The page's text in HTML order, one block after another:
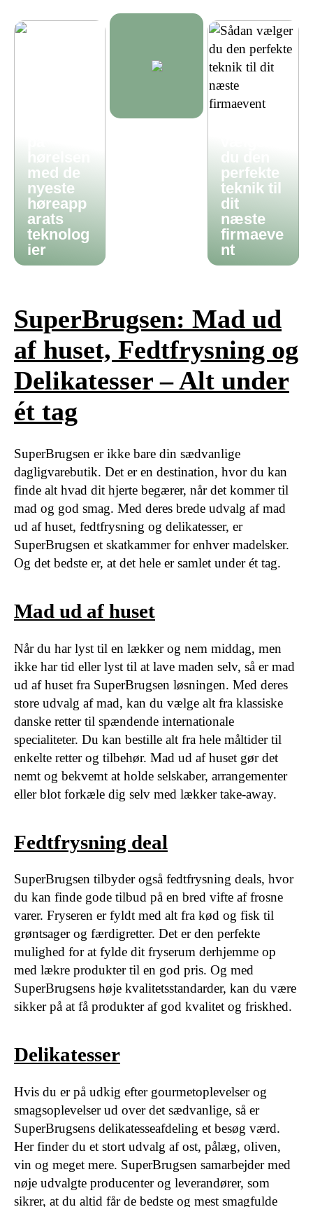
med de
nyeste
høreapp
arats
teknolog
ier
perfekte
teknik til
dit
næste
firmaeve
nt
SuperBrugsen: Mad ud
af huset, Fedtfrysning og
Delikatesser – Alt under
ét tag
SuperBrugsen er ikke bare din sædvanlige
dagligvarebutik. Det er en destination, hvor du kan
finde alt hvad dit hjerte begærer, når det kommer til
mad og god smag. Med deres brede udvalg af mad
ud af huset, fedtfrysning og delikatesser, er
SuperBrugsen et skatkammer for enhver madelsker.
Og det bedste er, at det hele er samlet under ét tag.
Mad ud af huset
Når du har lyst til en lækker og nem middag, men
ikke har tid eller lyst til at lave maden selv, så er mad
ud af huset fra SuperBrugsen løsningen. Med deres
store udvalg af mad, kan du vælge alt fra klassiske
danske retter til spændende internationale
specialiteter. Du kan bestille alt fra hele måltider til
enkelte retter og tilbehør. Mad ud af huset gør det
nemt og bekvemt at holde selskaber, arrangementer
eller blot forkæle dig selv med lækker take-away.
Fedtfrysning deal
SuperBrugsen tilbyder også fedtfrysning deals, hvor
du kan finde gode tilbud på en bred vifte af frosne
varer. Fryseren er fyldt med alt fra kød og fisk til
grøntsager og færdigretter. Det er den perfekte
mulighed for at fylde dit fryserum derhjemme op
med lækre produkter til en god pris. Og med
SuperBrugsens høje kvalitetsstandarder, kan du være
sikker på at få produkter af god kvalitet og friskhed.
Delikatesser
Hvis du er på udkig efter gourmetoplevelser og
smagsoplevelser ud over det sædvanlige, så er
SuperBrugsens delikatesseafdeling et besøg værd.
Her finder du et stort udvalg af ost, pålæg, oliven,
vin og meget mere. SuperBrugsen samarbejder med
nøje udvalgte producenter og leverandører, som
sikrer, at du altid får de bedste og mest smagfulde